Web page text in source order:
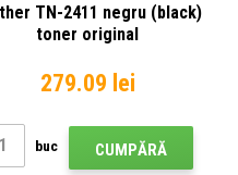
TN-2411 negru (black)
toner original
279.09 lei
buc CUMPĂRĂ